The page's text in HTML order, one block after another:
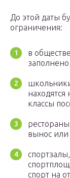
До этой даты
ограничения:
в
классы
вынос или
спорт на